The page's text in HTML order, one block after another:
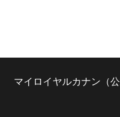
マイロイヤルカナン（